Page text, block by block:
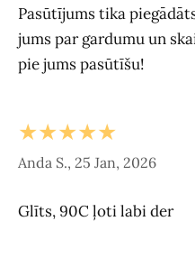
Pasūtījums tika
jums par gardumu un
pie jums pasūtīšu!
★★★★★
Anda S., 25 Jan, 2026
Glīts, 90C ļoti labi der